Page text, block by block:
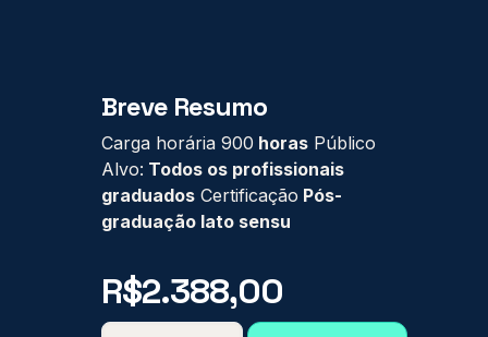
Breve Resumo
Carga horária 900 horas Público
Alvo: Todos os profissionais
graduados Certificação Pós-
graduação lato sensu
R$2.388,00